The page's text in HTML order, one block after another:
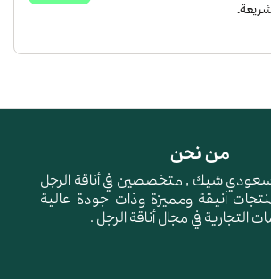
من نحن
شيك , متخصصين في أناقة الرجل
أنيقة ومميزة وذات جودة عالية
التجارية في مجال أناقة الرجل .